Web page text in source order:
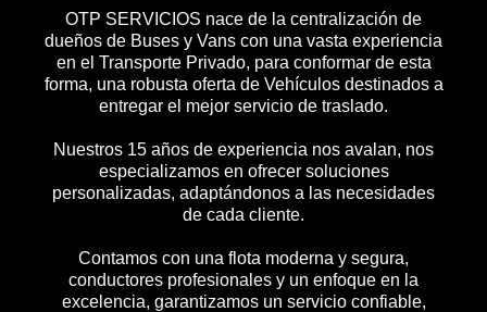
OTP SERVICIOS nace de la centralización de
dueños de Buses y Vans con una vasta experiencia
en el Transporte Privado, para conformar de esta
forma, una robusta oferta de Vehículos destinados a
entregar el mejor servicio de traslado.
Nuestros 15 años de experiencia nos avalan, nos
especializamos en ofrecer soluciones
personalizadas, adaptándonos a las necesidades
de cada cliente.
Contamos con una flota moderna y segura,
conductores profesionales y un enfoque en la
excelencia, garantizamos un servicio confiable,